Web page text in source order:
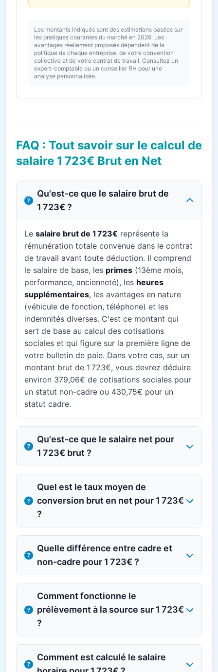
Les montants indiqués sont des estimations basées sur
les pratiques courantes du marché en 2026. Les
avantages réellement proposés dépendent de la
politique de chaque entreprise, de votre convention
collective et de votre contrat de travail. Consultez un
expert-comptable ou un conseiller RH pour une
analyse personnalisée.
FAQ : Tout savoir sur le calcul de
salaire 1 723€ Brut en Net
Qu'est-ce que le salaire brut de
1 723€ ?
Le salaire brut de 1 723€ représente la
rémunération totale convenue dans le contrat
de travail avant toute déduction. Il comprend
le salaire de base, les primes (13ème mois,
performance, ancienneté), les heures
supplémentaires, les avantages en nature
(véhicule de fonction, téléphone) et les
indemnités diverses. C'est ce montant qui
sert de base au calcul des cotisations
sociales et qui figure sur la première ligne de
votre bulletin de paie. Dans votre cas, sur un
montant brut de 1 723€, vous devrez déduire
environ 379,06€ de cotisations sociales pour
un statut non-cadre ou 430,75€ pour un
statut cadre.
Qu'est-ce que le salaire net pour
1 723€ brut ?
Quel est le taux moyen de
conversion brut en net pour 1 723€
?
Quelle différence entre cadre et
non-cadre pour 1 723€ ?
Comment fonctionne le
prélèvement à la source sur 1 723€
?
Comment est calculé le salaire